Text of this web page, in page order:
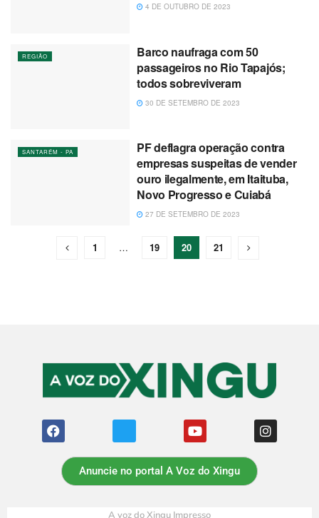
4 DE OUTUBRO DE 2023
REGIÃO
Barco naufraga com 50
passageiros no Rio Tapajós;
todos sobreviveram
30 DE SETEMBRO DE 2023
SANTARÉM - PA
PF deflagra operação contra
empresas suspeitas de vender
ouro ilegalmente, em Itaituba,
Novo Progresso e Cuiabá
27 DE SETEMBRO DE 2023
1 … 19 20 21
Anuncie no portal A Voz do Xingu
A voz do Xingu Impresso